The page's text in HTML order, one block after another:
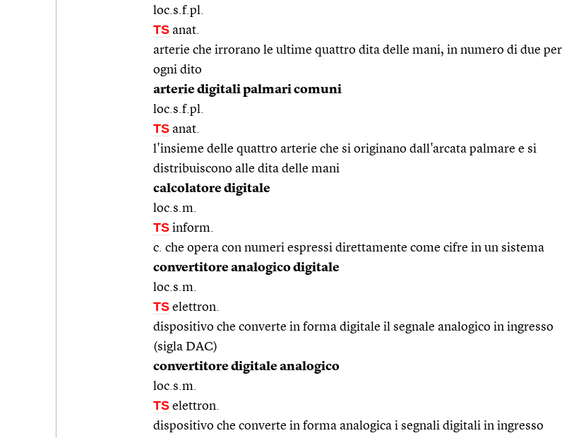
loc.s.f.pl.
TS anat.
arterie che irrorano le ultime quattro dita delle mani, in numero di due per
ogni dito
arterie digitali palmari comuni
loc.s.f.pl.
TS anat.
l'insieme delle quattro arterie che si originano dall'arcata palmare e si
distribuiscono alle dita delle mani
calcolatore digitale
loc.s.m.
TS inform.
c. che opera con numeri espressi direttamente come cifre in un sistema
convertitore analogico digitale
loc.s.m.
TS elettron.
dispositivo che converte in forma digitale il segnale analogico in ingresso
(sigla DAC)
convertitore digitale analogico
loc.s.m.
TS elettron.
dispositivo che converte in forma analogica i segnali digitali in ingresso